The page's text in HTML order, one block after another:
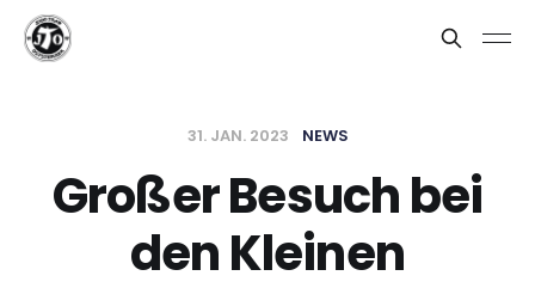
31. JAN. 2023 NEWS
Großer Besuch bei
den Kleinen